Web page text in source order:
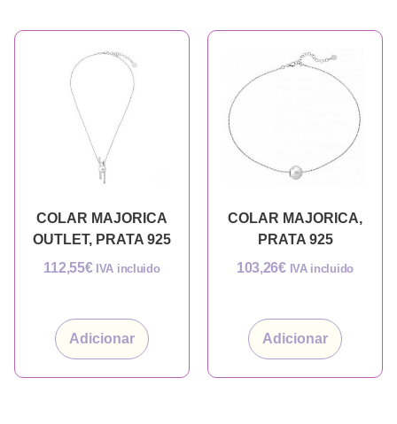
COLAR MAJORICA
OUTLET, PRATA 925
112,55€ IVA incluido
Adicionar
COLAR MAJORICA,
PRATA 925
103,26€ IVA incluido
Adicionar